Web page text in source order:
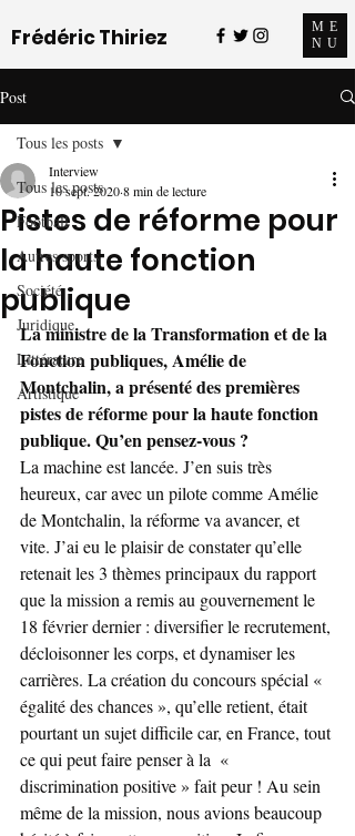
Frédéric Thiriez
ME
NU
Post
Tous les posts
Football
Autres sports
Société
Juridique
Littérature
Artistique
Tous les posts
Pistes de réforme pour
la haute fonction
publique
Interview
10 sept. 20208 min de lecture
La ministre de la Transformation et de la
Fonction publiques, Amélie de
Montchalin, a présenté des premières
pistes de réforme pour la haute fonction
publique. Qu’en pensez-vous ?
La machine est lancée. J’en suis très
heureux, car avec un pilote comme Amélie
de Montchalin, la réforme va avancer, et
vite. J’ai eu le plaisir de constater qu’elle
retenait les 3 thèmes principaux du rapport
que la mission a remis au gouvernement le
18 février dernier : diversifier le recrutement,
décloisonner les corps, et dynamiser les
carrières. La création du concours spécial «
égalité des chances », qu’elle retient, était
pourtant un sujet difficile car, en France, tout
ce qui peut faire penser à la  «
discrimination positive » fait peur ! Au sein
même de la mission, nous avions beaucoup